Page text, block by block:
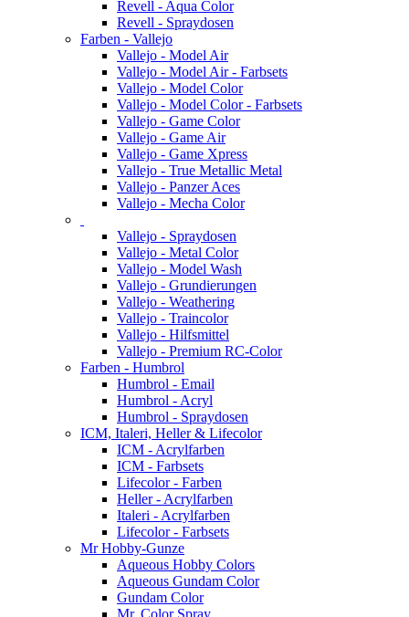
Revell - Aqua Color
Revell - Spraydosen
Farben - Vallejo
Vallejo - Model Air
Vallejo - Model Air - Farbsets
Vallejo - Model Color
Vallejo - Model Color - Farbsets
Vallejo - Game Color
Vallejo - Game Air
Vallejo - Game Xpress
Vallejo - True Metallic Metal
Vallejo - Panzer Aces
Vallejo - Mecha Color
Vallejo - Spraydosen
Vallejo - Metal Color
Vallejo - Model Wash
Vallejo - Grundierungen
Vallejo - Weathering
Vallejo - Traincolor
Vallejo - Hilfsmittel
Vallejo - Premium RC-Color
Farben - Humbrol
Humbrol - Email
Humbrol - Acryl
Humbrol - Spraydosen
ICM, Italeri, Heller & Lifecolor
ICM - Acrylfarben
ICM - Farbsets
Lifecolor - Farben
Heller - Acrylfarben
Italeri - Acrylfarben
Lifecolor - Farbsets
Mr Hobby-Gunze
Aqueous Hobby Colors
Aqueous Gundam Color
Gundam Color
Mr. Color Spray